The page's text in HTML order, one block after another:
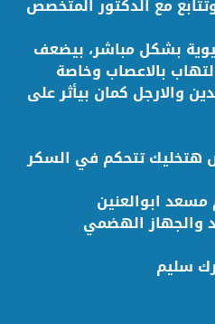
مع الدكتور المتخصص
بشكل مباشر، بيضعف
بالاعصاب وخاصة
والارجل كمان بيأثر على
هتخليك تتحكم في السكر
ابوالعنين
والجهاز الهضمي
سليم